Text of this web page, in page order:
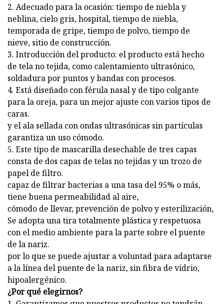
2. Adecuado para la ocasión: tiempo de niebla y
neblina, cielo gris, hospital, tiempo de niebla,
temporada de gripe, tiempo de polvo, tiempo de
nieve, sitio de construcción.
3. Introducción del producto: el producto está hecho
de tela no tejida, como calentamiento ultrasónico,
soldadura por puntos y bandas con procesos.
4. Está diseñado con férula nasal y de tipo colgante
para la oreja, para un mejor ajuste con varios tipos de
caras.
y el ala sellada con ondas ultrasónicas sin partículas
garantiza un uso cómodo.
5. Este tipo de mascarilla desechable de tres capas
consta de dos capas de telas no tejidas y un trozo de
papel de filtro.
capaz de filtrar bacterias a una tasa del 95% o más,
tiene buena permeabilidad al aire,
cómodo de llevar, prevención de polvo y esterilización,
Se adopta una tira totalmente plástica y respetuosa
con el medio ambiente para la parte sobre el puente
de la nariz.
por lo que se puede ajustar a voluntad para adaptarse
a la línea del puente de la nariz, sin fibra de vidrio,
hipoalergénico.
¿Por qué elegirnos?